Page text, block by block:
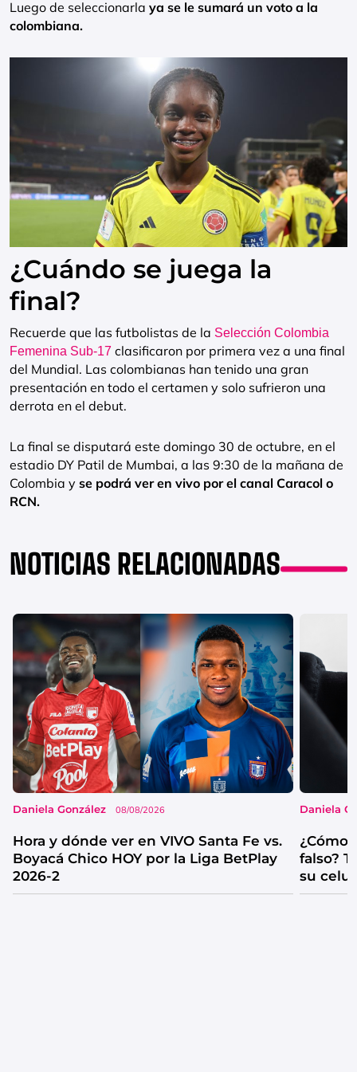
Luego de seleccionarla ya se le sumará un voto a la
colombiana.
¿Cuándo se juega la
final?
Recuerde que las futbolistas de la Selección Colombia
Femenina Sub-17 clasificaron por primera vez a una final
del Mundial. Las colombianas han tenido una gran
presentación en todo el certamen y solo sufrieron una
derrota en el debut.
La final se disputará este domingo 30 de octubre, en el
estadio DY Patil de Mumbai, a las 9:30 de la mañana de
Colombia y se podrá ver en vivo por el canal Caracol o
RCN.
NOTICIAS RELACIONADAS
Daniela González 08/08/2026
Hora y dónde ver en VIVO Santa Fe vs.
Boyacá Chico HOY por la Liga BetPlay
2026-2
Daniela
¿Cómo
falso?
su